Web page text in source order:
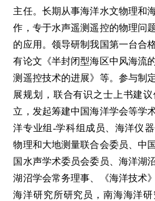
主任。长期从事海洋水文物理和
作，专于水声遥测遥控的物理问
的应用。领导研制我国第一台合
有论文《半封闭型海区中风海流
测遥控技术的进展》等。参与制
展规划，联合有识之士上书建
立，发起筹建中国海洋学会等学
洋专业组-学科组成员、海洋仪
物理和大地测量联合会委员、中
国水声学术委员会委员、海洋湖
湖沼学会常务理事、《海洋技术
海洋研究所研究员，南海海洋